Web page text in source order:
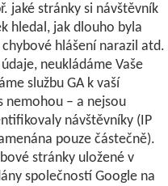
jaké stránky si návštěvník
hledal, jak dlouho byla
hlášení narazil atd.
neukládáme Vaše
službu GA k vaší
nemohou – a nejsou
návštěvníky (IP
pouze částečně).
stránky uložené v
společností Google na